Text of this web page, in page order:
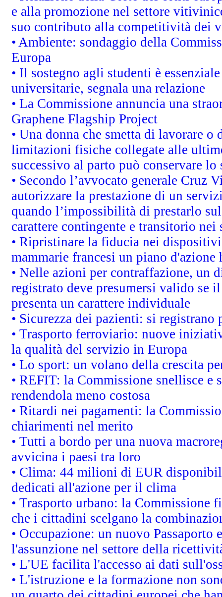
e alla promozione nel settore
suo contributo alla competitività dei
• Ambiente: sondaggio della
Europa
• Il sostegno agli studenti è
universitarie, segnala una relazione
• La Commissione annuncia una
Graphene Flagship Project
• Una donna che smetta di lavorare
limitazioni fisiche collegate alle
successivo al parto può conservare
• Secondo l’avvocato generale Cruz
autorizzare la prestazione di un
quando l’impossibilità di prestarlo
carattere contingente e transitorio
• Ripristinare la fiducia nei
mammarie francesi un piano
• Nelle azioni per contraffazione, un
registrato deve presumersi valido se
presenta un carattere individuale
• Sicurezza dei pazienti: si
• Trasporto ferroviario: nuove
la qualità del servizio in Europa
• Lo sport: un volano della crescita
• REFIT: la Commissione snellisce
rendendola meno costosa
• Ritardi nei pagamenti: la
chiarimenti nel merito
• Tutti a bordo per una nuova
avvicina i paesi tra loro
• Clima: 44 milioni di EUR
dedicati all'azione per il clima
• Trasporto urbano: la Commissione
che i cittadini scelgano la
• Occupazione: un nuovo Passaporto
l'assunzione nel settore della
• L'UE facilita l'accesso ai dati
• L'istruzione e la formazione non